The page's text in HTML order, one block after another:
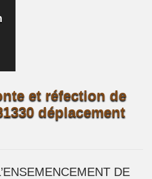
et réfection de
déplacement
DE